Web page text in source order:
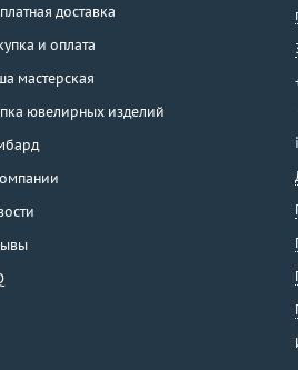
доставка
и оплата
мастерская
ювелирных изделий